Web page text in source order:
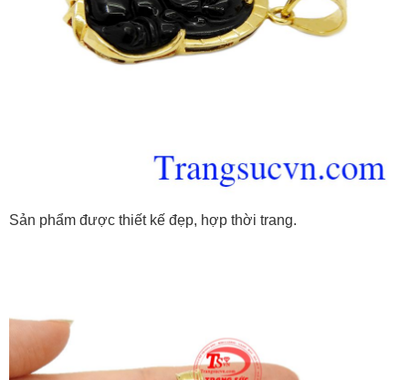
Sản phẩm được thiết kế đẹp, hợp thời trang.